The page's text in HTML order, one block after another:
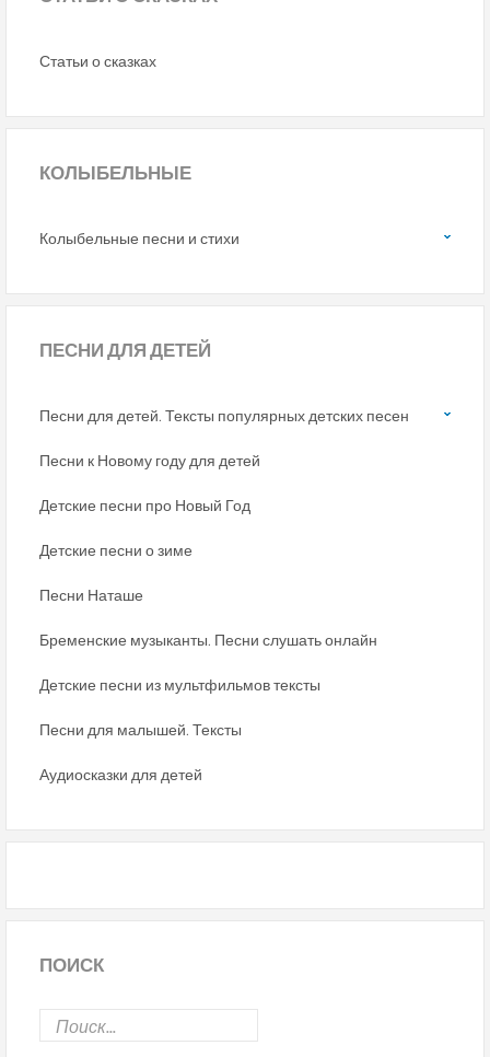
Статьи о сказках
КОЛЫБЕЛЬНЫЕ
Колыбельные песни и стихи
ПЕСНИДЛЯ ДЕТЕЙ
Песни для детей. Тексты популярных детских песен
Песни к Новому году для детей
Детские песни про Новый Год
Детские песни о зиме
Песни Наташе
Бременские музыканты. Песни слушать онлайн
Детские песни из мультфильмов тексты
Песни для малышей. Тексты
Аудиосказки для детей
ПОИСК